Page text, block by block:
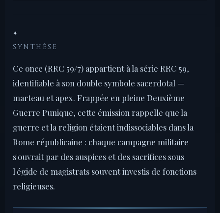
✦
SYNTHÈSE
Ce once (RRC 59/7) appartient à la série RRC 59,
identifiable à son double symbole sacerdotal —
marteau et apex. Frappée en pleine Deuxième
Guerre Punique, cette émission rappelle que la
guerre et la religion étaient indissociables dans la
Rome républicaine : chaque campagne militaire
s'ouvrait par des auspices et des sacrifices sous
l'égide de magistrats souvent investis de fonctions
religieuses.